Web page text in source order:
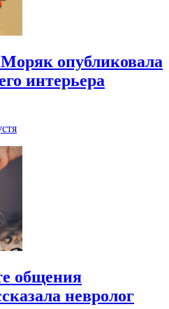
опубликовала
интерьера
общения
невролог